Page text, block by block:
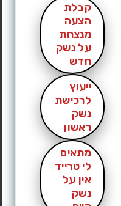
קבלת
הצעה
מנצחת
על נשק
חדש
ייעוץ
לרכישת
נשק
ראשון
מתאים
לי טרייד
אין על
נשק